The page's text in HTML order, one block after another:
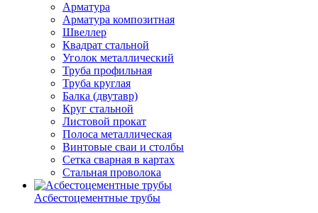
Арматура
Арматура композитная
Швеллер
Квадрат стальной
Уголок металлический
Труба профильная
Труба круглая
Балка (двутавр)
Круг стальной
Листовой прокат
Полоса металлическая
Винтовые сваи и столбы
Сетка сварная в картах
Стальная проволока
Асбестоцементные трубы